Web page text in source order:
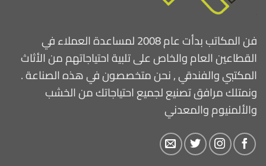
فن المكاتب بدأت عام 2008 لمساعدة العملاء في
القطاعين العام والخاص على تلبية احتياجاتهم من الأثاث
المكتبي والفندقي , نحن متخصصون في هذه الصناعة .
ونمتلك مرافق تصنيع لجميع احتياجاتك من الخشب
والألمنيوم والمعدني